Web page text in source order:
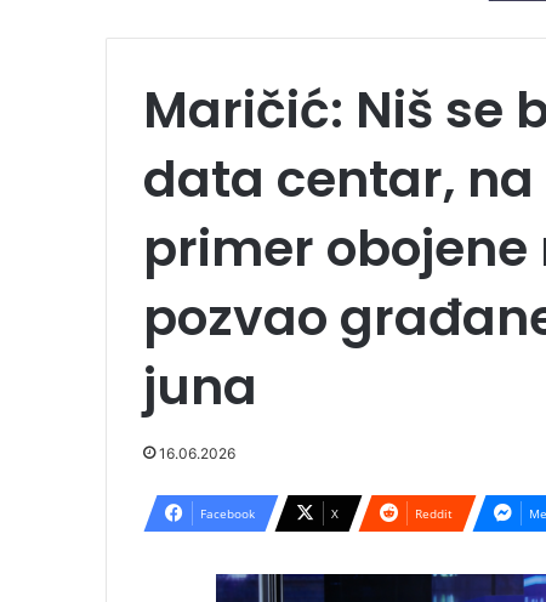
Maričić: Niš se
data centar, na
primer obojene
pozvao
juna
16.06.2026
Facebook X Reddit